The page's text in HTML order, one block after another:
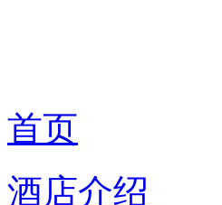
首页
酒店介绍